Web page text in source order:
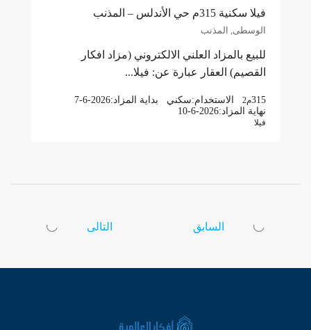
فيلا سكنية 315م حي الأندلس – المذنب
الوسطى, المذنب
للبيع بالمزاد العلني الالكتروني (مزاد افكار
القصيم) العقار عبارة عن: فيلا...
315م2 الاستخدام:سكني بداية المزاد:7-6-2026
نهاية المزاد:10-6-2026
فيلا
السابق التالى